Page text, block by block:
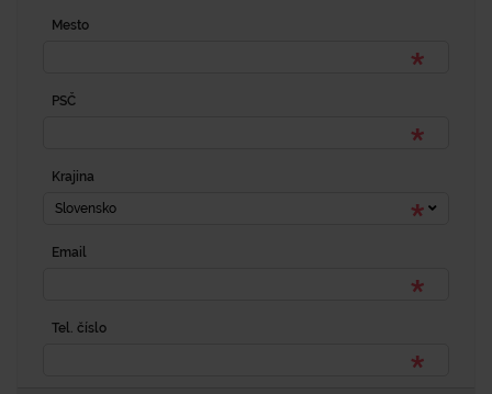
Mesto
PSČ
Krajina
Slovensko
Email
Tel. číslo